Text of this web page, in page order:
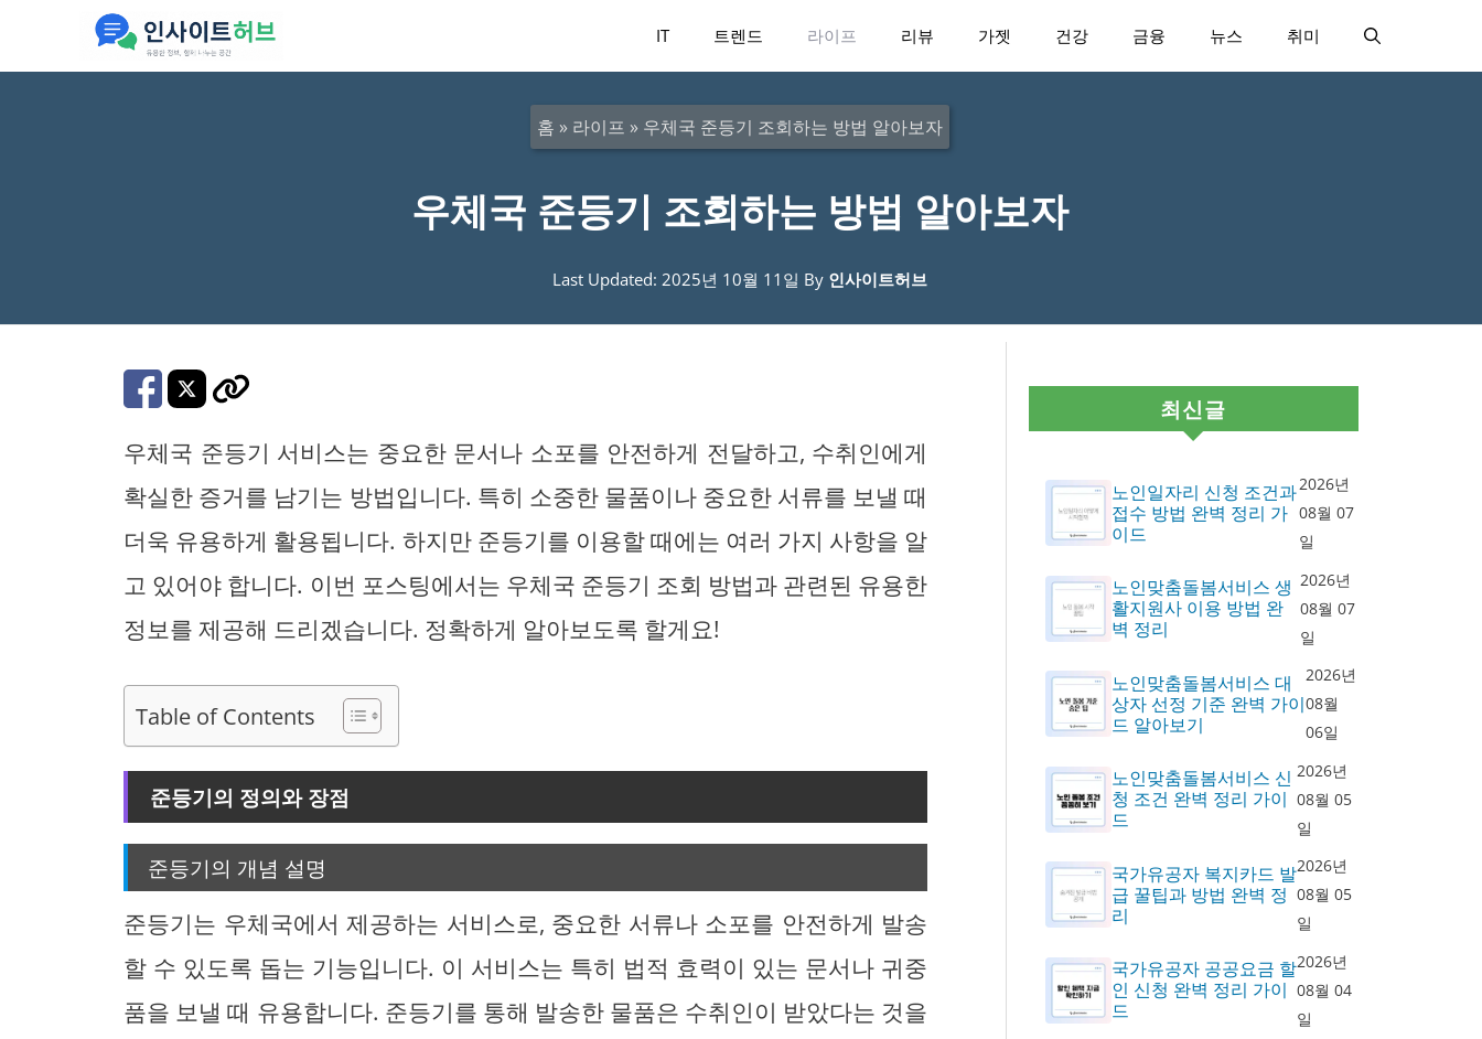
IT 트렌드 라이프 리뷰 가젯 건강 금융 뉴스 취미
홈 » 라이프 » 우체국 준등기 조회하는 방법 알아보자
우체국 준등기 조회하는 방법 알아보자
Last Updated: 2025년 10월 11일 By 인사이트허브
우체국 준등기 서비스는 중요한 문서나 소포를 안전하게 전달하고, 수취인에게
확실한 증거를 남기는 방법입니다. 특히 소중한 물품이나 중요한 서류를 보낼 때
더욱 유용하게 활용됩니다. 하지만 준등기를 이용할 때에는 여러 가지 사항을 알
고 있어야 합니다. 이번 포스팅에서는 우체국 준등기 조회 방법과 관련된 유용한
정보를 제공해 드리겠습니다. 정확하게 알아보도록 할게요!
Table of Contents
준등기의 정의와 장점
준등기의 개념 설명
준등기는 우체국에서 제공하는 서비스로, 중요한 서류나 소포를 안전하게 발송
할 수 있도록 돕는 기능입니다. 이 서비스는 특히 법적 효력이 있는 문서나 귀중
품을 보낼 때 유용합니다. 준등기를 통해 발송한 물품은 수취인이 받았다는 것을
최신글
노인일자리 신청 조건과
접수 방법 완벽 정리 가
이드
2026년
08월 07
일
노인맞춤돌봄서비스 생
활지원사 이용 방법 완
벽 정리
2026년
08월 07
일
노인맞춤돌봄서비스 대
상자 선정 기준 완벽 가이
드 알아보기
2026년
08월
06일
노인맞춤돌봄서비스 신
청 조건 완벽 정리 가이
드
2026년
08월 05
일
국가유공자 복지카드 발
급 꿀팁과 방법 완벽 정
리
2026년
08월 05
일
국가유공자 공공요금 할
인 신청 완벽 정리 가이
드
2026년
08월 04
일